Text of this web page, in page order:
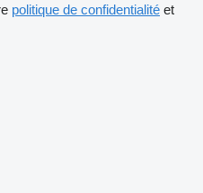
politique de confidentialité et